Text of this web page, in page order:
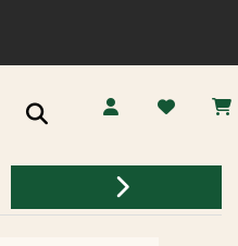
Ricerca